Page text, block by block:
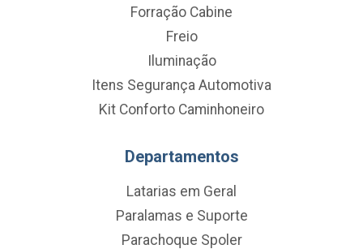
Forração Cabine
Freio
Iluminação
Itens Segurança Automotiva
Kit Conforto Caminhoneiro
Departamentos
Latarias em Geral
Paralamas e Suporte
Parachoque Spoler